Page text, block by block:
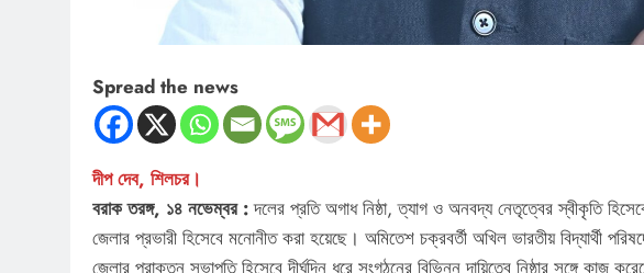
Spread the news
দীপ দেব, শিলচর।
বরাক তরঙ্গ, ১৪ নভেম্বর :দলের প্রতি অগাধ নিষ্ঠা, ত্যাগ ও অনবদ্য নেতৃত্বের স্বীকৃতি
জেলার প্রভারী হিসেবে মনোনীত করা হয়েছে। অমিতেশ চক্রবর্তী অখিল ভারতীয় বিদ্যার্থী
জেলার প্রাক্তন সভাপতি হিসেবে দীর্ঘদিন ধরে সংগঠনের বিভিন্ন দায়িত্বে নিষ্ঠার সঙ্গে কাজ